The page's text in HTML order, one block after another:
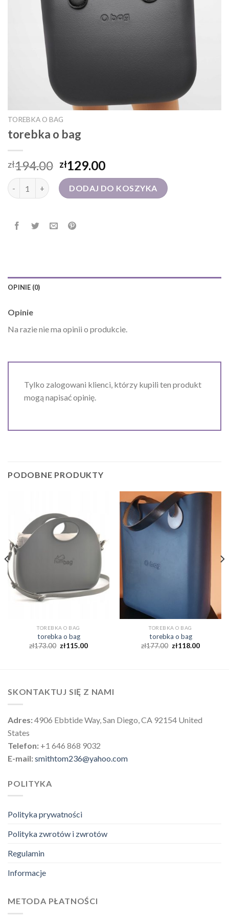
TOREBKA O BAG
torebka o bag
zł194.00 zł129.00
ilość torebka o bag DODAJ DO KOSZYKA
OPINIE (0)
Opinie
Na razie nie ma opinii o produkcie.
Tylko zalogowani klienci, którzy kupili ten produkt
mogą napisać opinię.
PODOBNE PRODUKTY
TOREBKA O BAG
torebka o bag
zł173.00 zł115.00
TOREBKA O BAG
torebka o bag
zł177.00 zł118.00
SKONTAKTUJ SIĘ Z NAMI
Adres:4906 Ebbtide Way, San Diego, CA 92154 United
States
Telefon: +1 646 868 9032
E-mail:smithtom236@yahoo.com
POLITYKA
Polityka prywatności
Polityka zwrotów i zwrotów
Regulamin
Informacje
METODA PŁATNOŚCI